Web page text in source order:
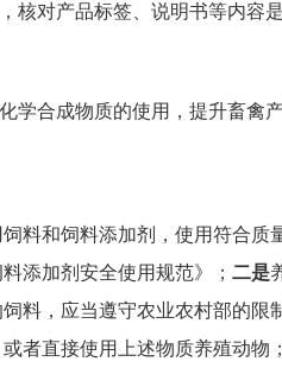
核对产品标签、说明书等内容
合成物质的使用，提升畜禽
料和饲料添加剂，使用符合
添加剂安全使用规范》； 二是
料，应当遵守农业农村部的限
者直接使用上述物质养殖动物；